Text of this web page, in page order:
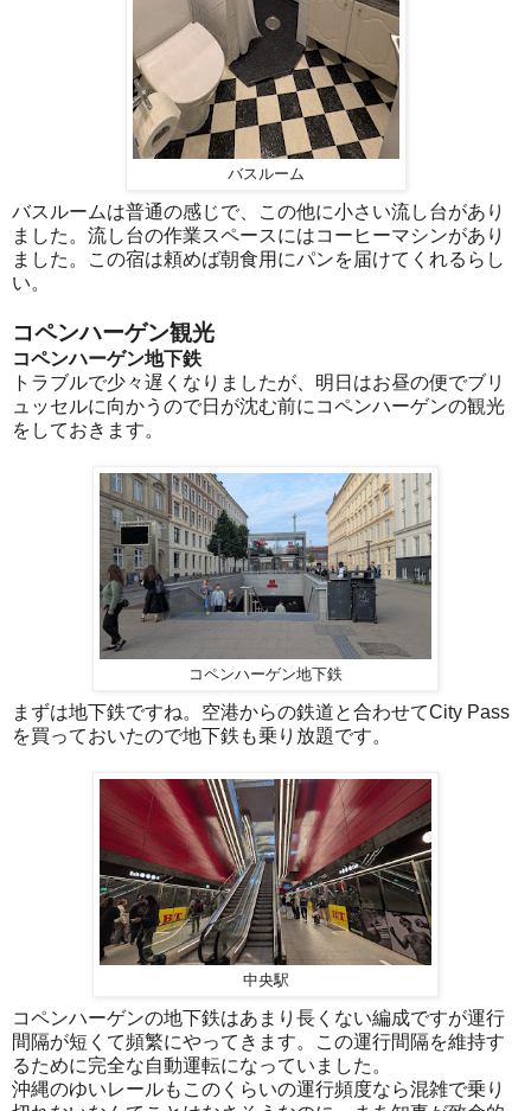
バスルーム
バスルームは普通の感じで、この他に小さい流し台があり
ました。流し台の作業スペースにはコーヒーマシンがあり
ました。この宿は頼めば朝食用にパンを届けてくれるらし
い。
コペンハーゲン観光
コペンハーゲン地下鉄
トラブルで少々遅くなりましたが、明日はお昼の便でブリ
ュッセルに向かうので日が沈む前にコペンハーゲンの観光
をしておきます。
コペンハーゲン地下鉄
まずは地下鉄ですね。空港からの鉄道と合わせてCity Pass
を買っておいたので地下鉄も乗り放題です。
中央駅
コペンハーゲンの地下鉄はあまり長くない編成ですが運行
間隔が短くて頻繁にやってきます。この運行間隔を維持す
るために完全な自動運転になっていました。
沖縄のゆいレールもこのくらいの運行頻度なら混雑で乗り